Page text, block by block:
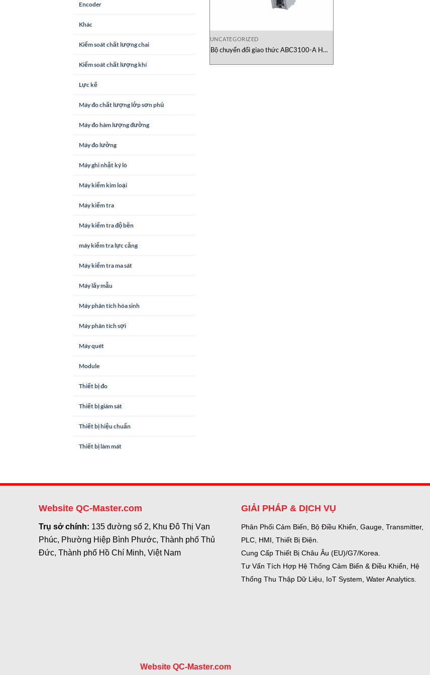
Encoder
Khác
Kiểm soát chất lượng chai
Kiểm soát chất lượng khí
Lực kế
Máy đo chất lượng lớp sơn phủ
Máy đo hàm lượng đường
Máy đo lường
Máy ghi nhật ký lò
Máy kiểm kim loại
Máy kiểm tra
Máy kiểm tra độ bền
máy kiểm tra lực căng
Máy kiểm tra ma sát
Máy lấy mẫu
Máy phân tích hóa sinh
Máy phân tích sợi
Máy quét
Module
Thiết bị đo
Thiết bị giám sát
Thiết bị hiệu chuẩn
Thiết bị làm mát
UNCATEGORIZED
Bộ chuyển đổi giao thức ABC3100-A HMS
Website QC-Master.com
Trụ sở chính: 135 đường số 2, Khu Đô Thị Vạn
Phúc, Phường Hiệp Bình Phước, Thành phố Thủ
Đức, Thành phố Hồ Chí Minh, Việt Nam
GIẢI PHÁP & DỊCH VỤ
Phân Phối Cảm Biến, Bộ Điều Khiển, Gauge, Transmitter,
PLC, HMI, Thiết Bị Điện.
Cung Cấp Thiết Bị Châu Âu (EU)/G7/Korea.
Tư Vấn Tích Hợp Hệ Thống Cảm Biến & Điều Khiển, Hệ
Thống Thu Thập Dữ Liệu, IoT System, Water Analytics.
Website QC-Master.com